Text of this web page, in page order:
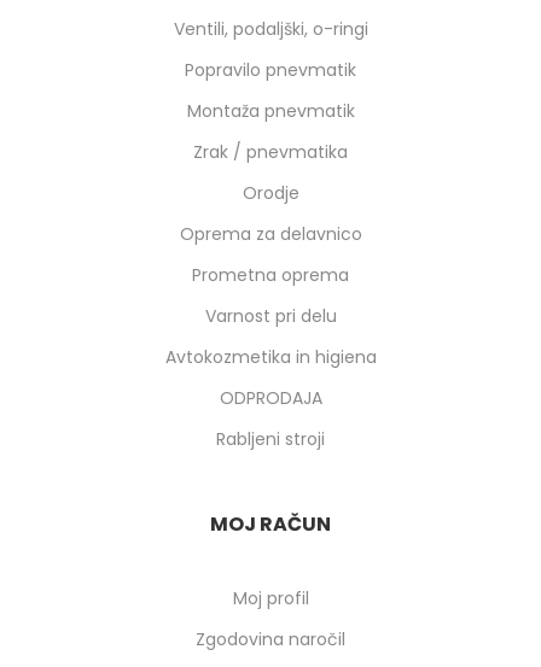
Ventili, podaljški, o-ringi
Popravilo pnevmatik
Montaža pnevmatik
Zrak / pnevmatika
Orodje
Oprema za delavnico
Prometna oprema
Varnost pri delu
Avtokozmetika in higiena
ODPRODAJA
Rabljeni stroji
MOJ RAČUN
Moj profil
Zgodovina naročil